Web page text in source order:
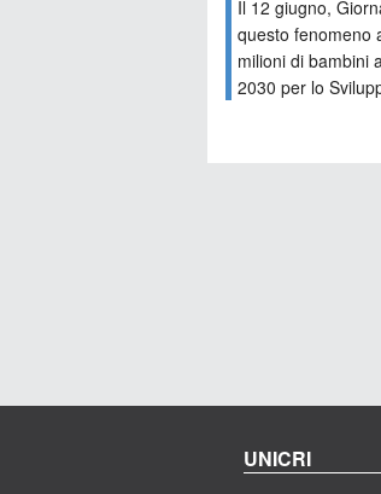
Il 12 giugno,
questo fenomeno
milioni di bambini
2030 per lo
UNICRI